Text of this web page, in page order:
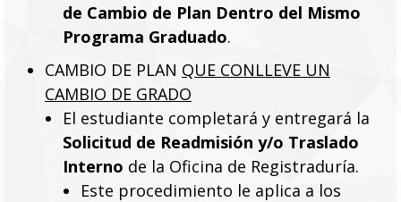
de Cambio de Plan Dentro del Mismo
Programa Graduado.
CAMBIO DE PLAN QUE CONLLEVE UN
CAMBIO DE GRADO
El estudiante completará y entregará la
Solicitud de Readmisión y/o Traslado
Interno de la Oficina de Registraduría.
Este procedimiento le aplica a los